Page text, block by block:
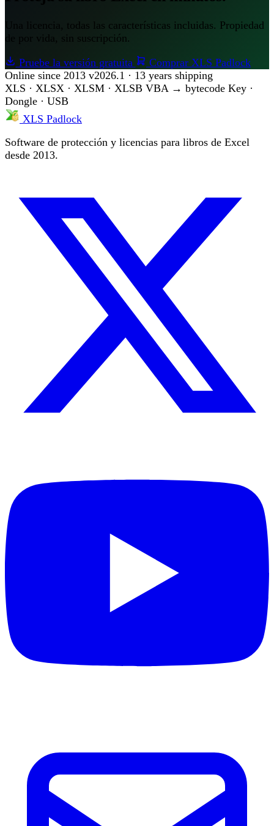
Una licencia, todas las características incluidas. Propiedad
de por vida, sin suscripción.
Pruebe la versión gratuita
Comprar XLS Padlock
Online since 2013 v2026.1 · 13 years shipping
XLS · XLSX · XLSM · XLSB VBA → bytecode Key ·
Dongle · USB
XLS Padlock
Software de protección y licencias para libros de Excel
desde 2013.